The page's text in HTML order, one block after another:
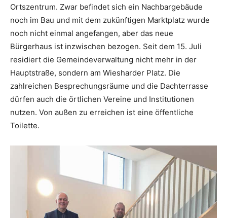
Ortszentrum. Zwar befindet sich ein Nachbargebäude
noch im Bau und mit dem zukünftigen Marktplatz wurde
noch nicht einmal angefangen, aber das neue
Bürgerhaus ist inzwischen bezogen. Seit dem 15. Juli
residiert die Gemeindeverwaltung nicht mehr in der
Hauptstraße, sondern am Wiesharder Platz. Die
zahlreichen Besprechungsräume und die Dachterrasse
dürfen auch die örtlichen Vereine und Institutionen
nutzen. Von außen zu erreichen ist eine öffentliche
Toilette.